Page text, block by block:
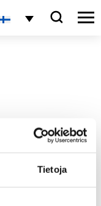
Tietoja